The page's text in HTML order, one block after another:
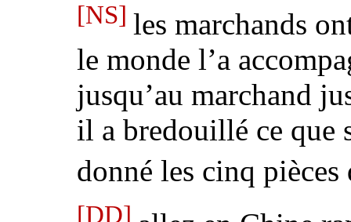
[NS] les marchands
le monde l’a
jusqu’au marchand
il a bredouillé ce que
donné les cinq pièces
[DD]